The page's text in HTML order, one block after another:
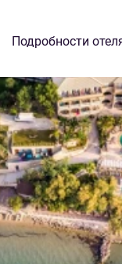
Подробности